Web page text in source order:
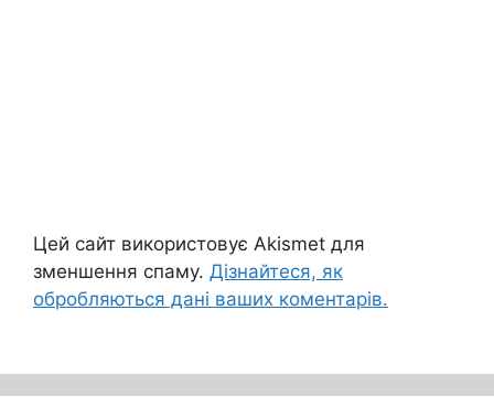
Цей сайт використовує Akismet для
зменшення спаму. Дізнайтеся, як
обробляються дані ваших коментарів.